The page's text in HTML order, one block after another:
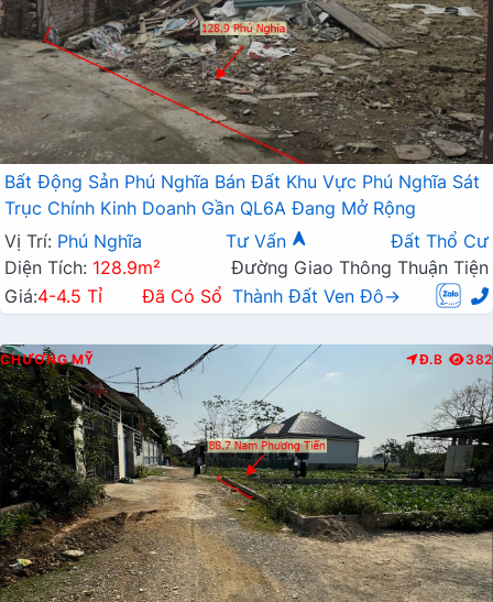
Bất Động Sản Phú Nghĩa Bán Đất Khu Vực Phú Nghĩa Sát
Trục Chính Kinh Doanh Gần QL6A Đang Mở Rộng
Vị Trí: Phú Nghĩa Tư Vấn
Đất Thổ Cư
Diện Tích: 128.9m²
Đường Giao Thông Thuận Tiện
Giá:4-4.5 Tỉ Đã Có Sổ Thành Đất Ven Đô→
CHƯƠNG MỸ Đ.B 382